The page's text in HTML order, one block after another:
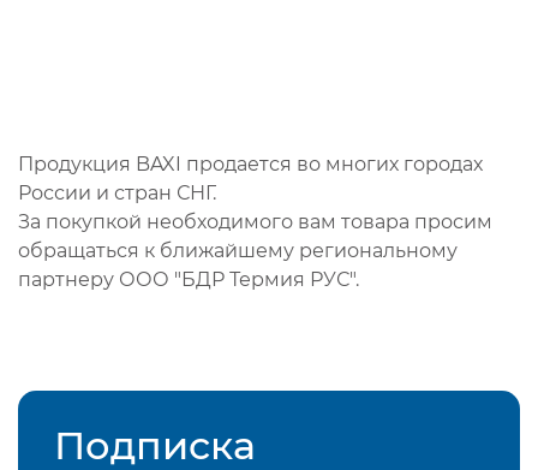
Продукция BAXI продается во многих городах
России и стран СНГ.
За покупкой необходимого вам товара просим
обращаться к ближайшему региональному
партнеру ООО "БДР Термия РУС".
Подписка